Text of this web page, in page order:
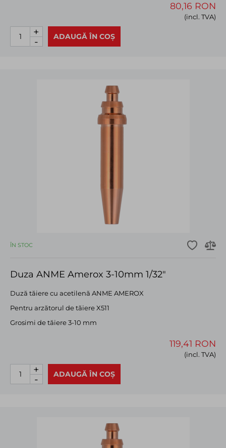
80,16 RON
(incl. TVA)
ADAUGĂ ÎN COȘ
+
-
ÎN STOC
Duza ANME Amerox 3-10mm 1/32"
Duză tăiere cu acetilenă ANME AMEROX
Pentru arzătorul de tăiere X511
Grosimi de tăiere 3-10 mm
119,41 RON
(incl. TVA)
ADAUGĂ ÎN COȘ
+
-